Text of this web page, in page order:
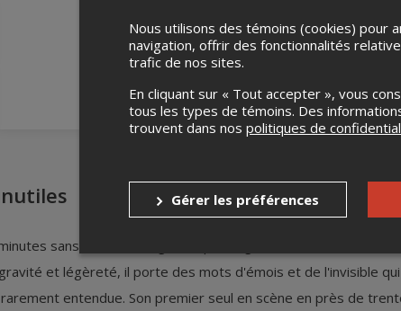
sans entracte au gré duquel Edgar Bori offre des
et légèreté, il porte des mots d'émois et de l'invisible
entendue. Son premier seul en scène en près de
Nous utilisons des témoins (cookies) pour
navigation, offrir des fonctionnalités
trafic de nos sites.
En cliquant sur « Tout accepter », vous
tous les types de témoins. Des
trouvent dans nos politiques de
Gérer les préférences